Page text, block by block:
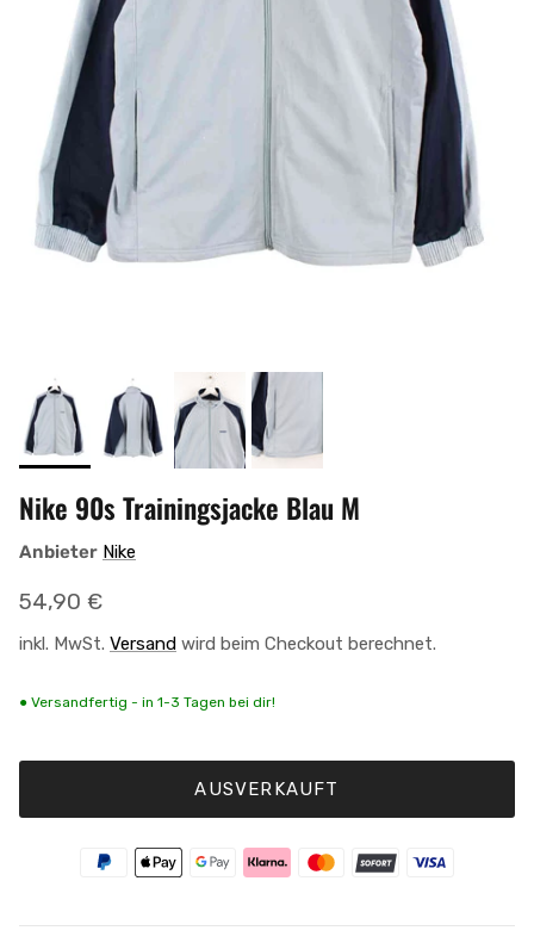
Nike 90s Trainingsjacke Blau M
Anbieter Nike
Normaler Preis
54,90 €
inkl. MwSt. Versand wird beim Checkout berechnet.
● Versandfertig - in 1-3 Tagen bei dir!
AUSVERKAUFT